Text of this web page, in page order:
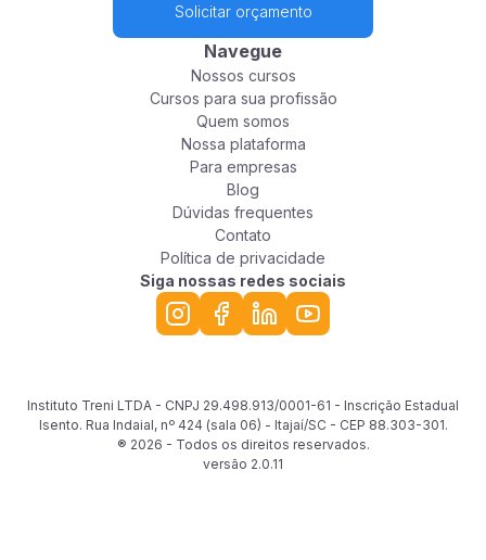
Solicitar orçamento
Navegue
Nossos cursos
Cursos para sua profissão
Quem somos
Nossa plataforma
Para empresas
Blog
Dúvidas frequentes
Contato
Política de privacidade
Siga nossas redes sociais
Instituto Treni LTDA - CNPJ 29.498.913/0001-61 - Inscrição Estadual
Isento. Rua Indaial, nº 424 (sala 06) - Itajaí/SC - CEP 88.303-301.
® 2026 - Todos os direitos reservados.
versão 2.0.11